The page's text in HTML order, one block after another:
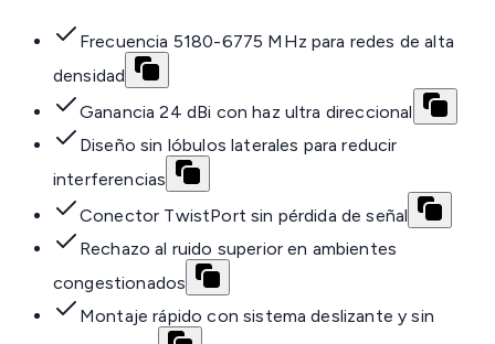
Frecuencia 5180-6775 MHz para redes de alta
densidad
Ganancia 24 dBi con haz ultra direccional
Diseño sin lóbulos laterales para reducir
interferencias
Conector TwistPort sin pérdida de señal
Rechazo al ruido superior en ambientes
congestionados
Montaje rápido con sistema deslizante y sin